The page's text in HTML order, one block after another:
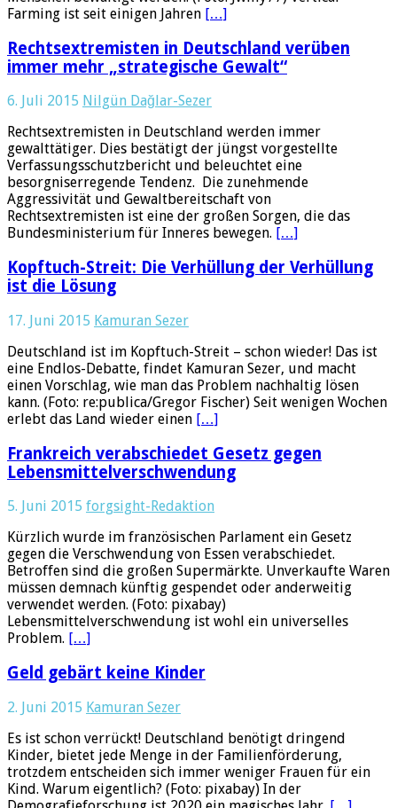
Farming ist seit einigen Jahren […]
Rechtsextremisten in Deutschland verüben
immer mehr „strategische Gewalt“
6. Juli 2015 Nilgün Dağlar-Sezer
Rechtsextremisten in Deutschland werden immer
gewalttätiger. Dies bestätigt der jüngst vorgestellte
Verfassungsschutzbericht und beleuchtet eine
besorgniserregende Tendenz. Die zunehmende
Aggressivität und Gewaltbereitschaft von
Rechtsextremisten ist eine der großen Sorgen, die das
Bundesministerium für Inneres bewegen. […]
Kopftuch-Streit: Die Verhüllung der Verhüllung
ist die Lösung
17. Juni 2015 Kamuran Sezer
Deutschland ist im Kopftuch-Streit – schon wieder! Das ist
eine Endlos-Debatte, findet Kamuran Sezer, und macht
einen Vorschlag, wie man das Problem nachhaltig lösen
kann. (Foto: re:publica/Gregor Fischer) Seit wenigen Wochen
erlebt das Land wieder einen […]
Frankreich verabschiedet Gesetz gegen
Lebensmittelverschwendung
5. Juni 2015 forgsight-Redaktion
Kürzlich wurde im französischen Parlament ein Gesetz
gegen die Verschwendung von Essen verabschiedet.
Betroffen sind die großen Supermärkte. Unverkaufte Waren
müssen demnach künftig gespendet oder anderweitig
verwendet werden. (Foto: pixabay)
Lebensmittelverschwendung ist wohl ein universelles
Problem. […]
Geld gebärt keine Kinder
2. Juni 2015 Kamuran Sezer
Es ist schon verrückt! Deutschland benötigt dringend
Kinder, bietet jede Menge in der Familienförderung,
trotzdem entscheiden sich immer weniger Frauen für ein
Kind. Warum eigentlich? (Foto: pixabay) In der